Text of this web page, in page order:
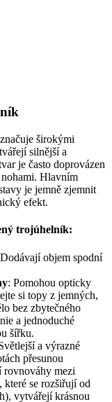
širokými
silnější a
je často doprovázen
Hlavním
je jemně zjemnit
efekt.
trojúhelník:
objem spodní
: Pomohou opticky
si topy z jemných,
bez zbytečného
a jednoduché
šířku.
a výrazné
přesunou
rovnováhy mezi
se rozšiřují od
vytvářejí krásnou